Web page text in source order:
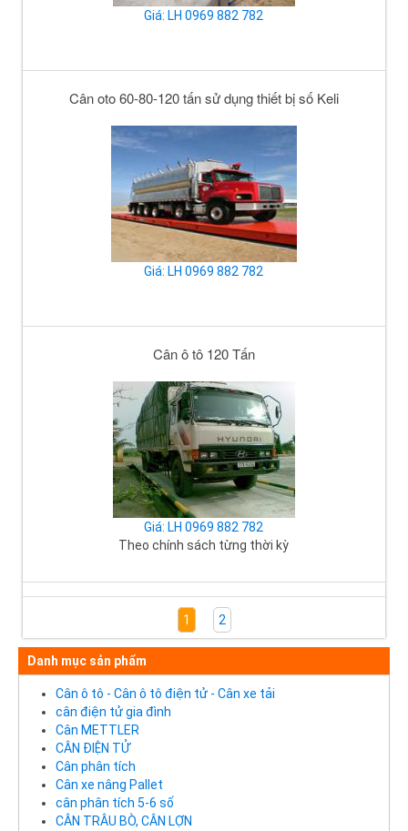
Giá: LH 0969 882 782
Cân oto 60-80-120 tấn sử dụng thiết bị số Keli
Giá: LH 0969 882 782
Cân ô tô 120 Tấn
Giá: LH 0969 882 782
Theo chính sách từng thời kỳ
1 2
Danh mục sản phẩm
Cân ô tô - Cân ô tô điện tử - Cân xe tải
cân điện tử gia đình
Cân METTLER
CÂN ĐIỆN TỬ
Cân phân tích
Cân xe nâng Pallet
cân phân tích 5-6 số
CÂN TRÂU BÒ, CÂN LỢN